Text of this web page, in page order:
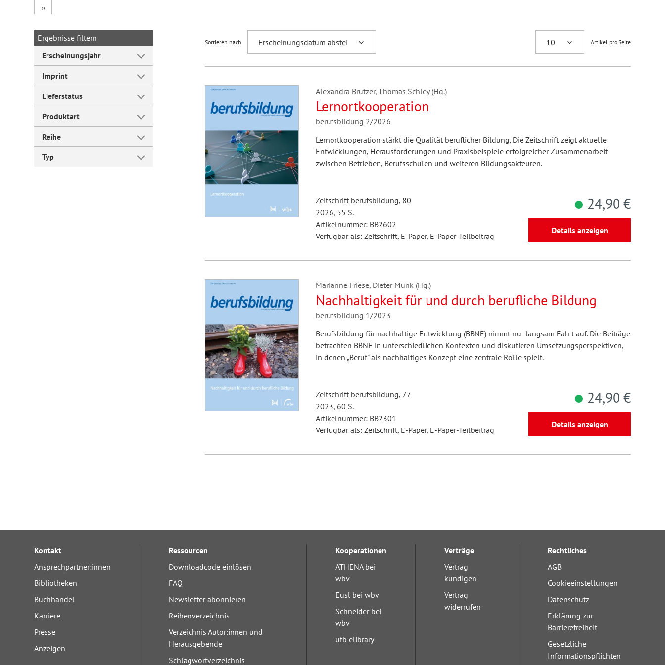
Forum Arbeitslehre
„
Ergebnisse filtern
Erscheinungsjahr
Imprint
Lieferstatus
Produktart
Reihe
Typ
Sortieren nach Artikel pro Seite
Alexandra Brutzer, Thomas Schley (Hg.)
Lernortkooperation
berufsbildung 2/2026
Lernortkooperation stärkt die Qualität beruflicher Bildung. Die Zeitschrift zeigt aktuelle
Entwicklungen, Herausforderungen und Praxisbeispiele erfolgreicher Zusammenarbeit
zwischen Betrieben, Berufsschulen und weiteren Bildungsakteuren.
Zeitschrift berufsbildung, 80
2026, 55 S.
Artikelnummer: BB2602
Verfügbar als: Zeitschrift, E-Paper, E-Paper-Teilbeitrag
24,90 €
Details anzeigen
Marianne Friese, Dieter Münk (Hg.)
Nachhaltigkeit für und durch berufliche Bildung
berufsbildung 1/2023
Berufsbildung für nachhaltige Entwicklung (BBNE) nimmt nur langsam Fahrt auf. Die Beiträge
betrachten BBNE in unterschiedlichen Kontexten und diskutieren Umsetzungsperspektiven,
in denen „Beruf" als nachhaltiges Konzept eine zentrale Rolle spielt.
Zeitschrift berufsbildung, 77
2023, 60 S.
Artikelnummer: BB2301
Verfügbar als: Zeitschrift, E-Paper, E-Paper-Teilbeitrag
24,90 €
Details anzeigen
Kontakt
Ansprechpartner:innen
Bibliotheken
Buchhandel
Karriere
Presse
Anzeigen
Ressourcen
Downloadcode einlösen
FAQ
Newsletter abonnieren
Reihenverzeichnis
Verzeichnis Autor:innen und
Herausgebende
Schlagwortverzeichnis
Kooperationen
ATHENA bei
wbv
Eusl bei wbv
Schneider bei
wbv
utb elibrary
Verträge
Vertrag
kündigen
Vertrag
widerrufen
Rechtliches
AGB
Cookieeinstellungen
Datenschutz
Erklärung zur
Barrierefreiheit
Gesetzliche
Informationspflichten